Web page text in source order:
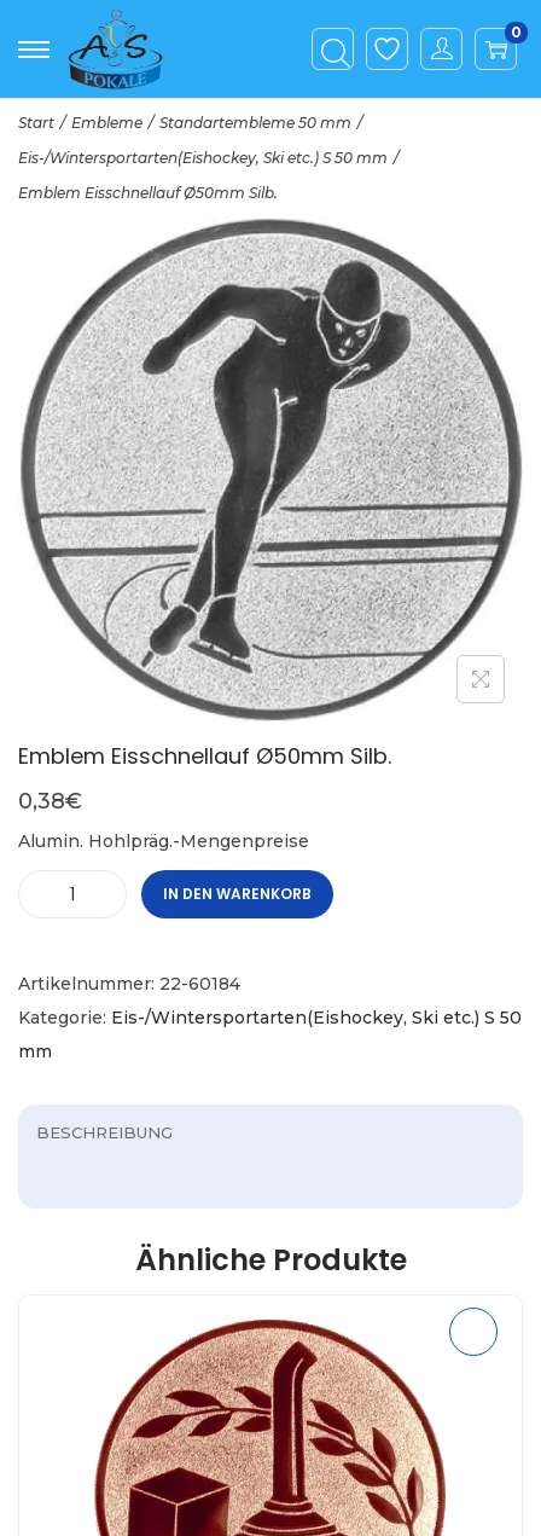
0
Start / Embleme / Standartembleme 50 mm /
Eis-/Wintersportarten(Eishockey, Ski etc.) S 50 mm /
Emblem Eisschnellauf Ø50mm Silb.
Emblem Eisschnellauf Ø50mm Silb.
0,38€
Alumin. Hohlpräg.-Mengenpreise
IN DEN WARENKORB
Artikelnummer: 22-60184
Kategorie: Eis-/Wintersportarten(Eishockey, Ski etc.) S 50
mm
BESCHREIBUNG
Ähnliche Produkte